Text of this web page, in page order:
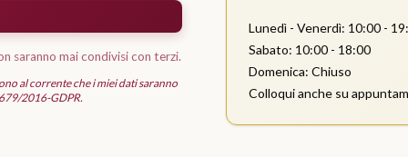
saranno mai condivisi con terzi.
al corrente che i miei dati saranno
2016-GDPR.
Lunedì - Venerdì: 10:00 -
Sabato: 10:00 - 18:00
Domenica: Chiuso
Colloqui anche su